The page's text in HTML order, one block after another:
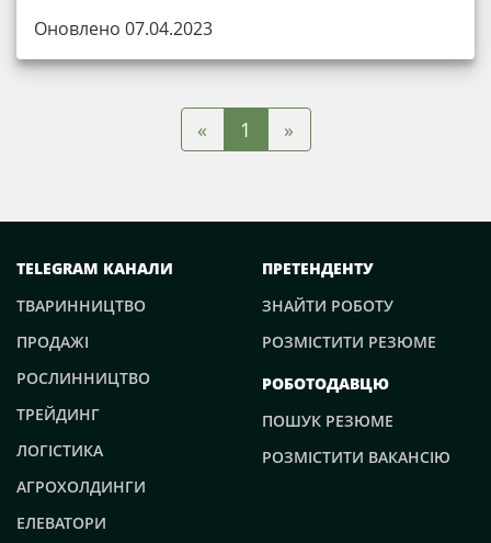
Оновлено 07.04.2023
« 1 »
TELEGRAM КАНАЛИ
ТВАРИННИЦТВО
ПРОДАЖІ
РОСЛИННИЦТВО
ТРЕЙДИНГ
ЛОГІСТИКА
АГРОХОЛДИНГИ
ЕЛЕВАТОРИ
ПРЕТЕНДЕНТУ
ЗНАЙТИ РОБОТУ
РОЗМІСТИТИ РЕЗЮМЕ
РОБОТОДАВЦЮ
ПОШУК РЕЗЮМЕ
РОЗМІСТИТИ ВАКАНСІЮ